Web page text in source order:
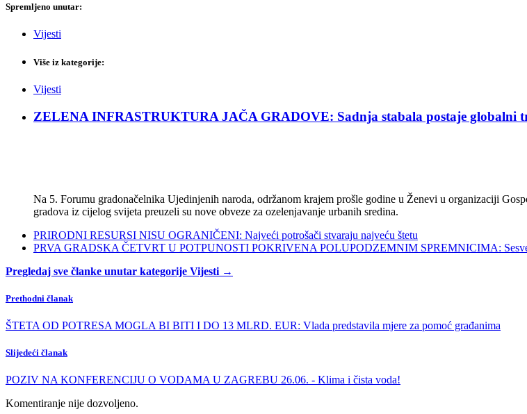
Spremljeno unutar:
Vijesti
Više iz kategorije:
Vijesti
ZELENA INFRASTRUKTURA JAČA GRADOVE: Sadnja stabala postaje globalni
Na 5. Forumu gradonačelnika Ujedinjenih naroda, održanom krajem prošle godine u Ženevi u organizaciji
gradova iz cijelog svijeta preuzeli su nove obveze za ozelenjavanje urbanih sredina.
PRIRODNI RESURSI NISU OGRANIČENI: Najveći potrošači stvaraju najveću štetu
PRVA GRADSKA ČETVRT U POTPUNOSTI POKRIVENA POLUPODZEMNIM SPREMNICIMA:
Pregledaj sve članke unutar kategorije Vijesti →
Prethodni članak
ŠTETA OD POTRESA MOGLA BI BITI I DO 13 MLRD. EUR: Vlada predstavila mjere za pomoć građanima
Slijedeći članak
POZIV NA KONFERENCIJU O VODAMA U ZAGREBU 26.06. - Klima i čista voda!
Komentiranje nije dozvoljeno.